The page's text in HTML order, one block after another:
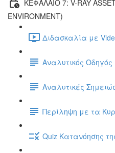
ΚΕΦΑΛΑΙΟ 7: V-RAY
ENVIRONMENT)
Διδασκαλία με
Αναλυτικός
Αναλυτικές
Περίληψη με τα
Quiz Κατανόησης